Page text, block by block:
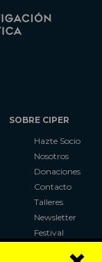
SOBRE CIPER
Hazte Socio
Nosotros
Donaciones
Contacto
Talleres
Newsletter
Festival